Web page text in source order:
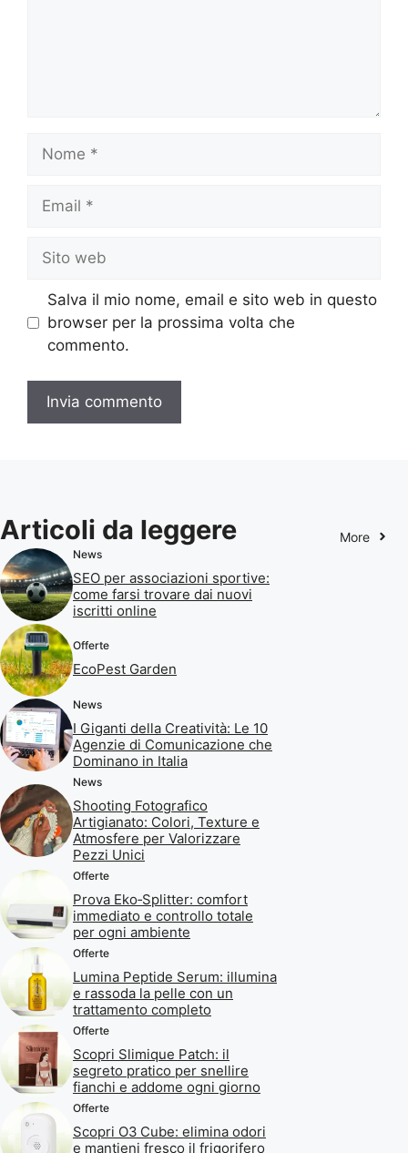
Nome
Email
Sito
web
Salva il mio nome, email e sito web in questo
browser per la prossima volta che
commento.
Articoli da leggere More
News
SEO per associazioni sportive:
come farsi trovare dai nuovi
iscritti online
Offerte
EcoPest Garden
News
I Giganti della Creatività: Le 10
Agenzie di Comunicazione che
Dominano in Italia
News
Shooting Fotografico
Artigianato: Colori, Texture e
Atmosfere per Valorizzare
Pezzi Unici
Offerte
Prova Eko‑Splitter: comfort
immediato e controllo totale
per ogni ambiente
Offerte
Lumina Peptide Serum: illumina
e rassoda la pelle con un
trattamento completo
Offerte
Scopri Slimique Patch: il
segreto pratico per snellire
fianchi e addome ogni giorno
Offerte
Scopri O3 Cube: elimina odori
e mantieni fresco il frigorifero